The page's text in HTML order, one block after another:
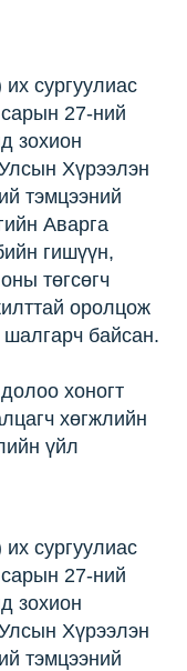
сургуулиас
27-ний
зохион
Хүрээлэн
тэмцээний
Аварга
гишүүн,
төгсөгч
оролцож
шалгарч байсан.
хоногт
хөгжлийн
үйл
сургуулиас
27-ний
зохион
Хүрээлэн
тэмцээний